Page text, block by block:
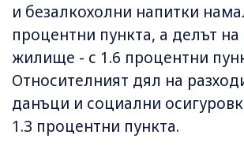
и безалкохолни напитки
процентни пункта, а делът на
жилище - с 1.6 процентни
Относителният дял на
данъци и социални
1.3 процентни пункта.